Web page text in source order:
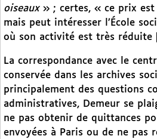
oiseaux» ; certes, « ce prix est
mais peut intéresser l’École
où son activité est très réduite
La correspondance avec le
conservée dans les archives
principalement des questions
administratives, Demeur se
ne pas obtenir de quittances
envoyées à Paris ou de ne pas